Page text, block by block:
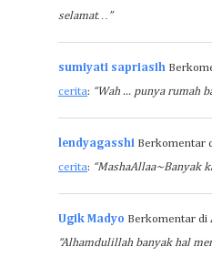
selamat…”
sumiyati sapriasih
cerita: “Wah ... punya rumah
lendyagasshi Berkomentar
cerita: “MashaAllaa~Banyak
Ugik Madyo Berkomentar di
“Alhamdulillah banyak hal